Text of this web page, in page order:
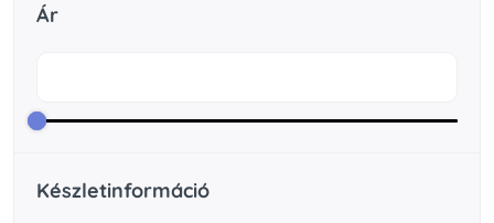
Ár
Készletinformáció